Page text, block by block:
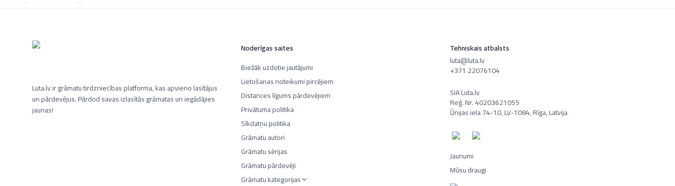
Luta.lv ir grāmatu tirdzniecības platforma, kas apvieno lasītājus
un pārdevējus. Pārdod savas izlasītās grāmatas un iegādājies
jaunas!
Noderīgas saites
Biežāk uzdotie jautājumi
Lietošanas noteikumi pircējiem
Distances līgums pārdevējiem
Privātuma politika
Sīkdatņu politika
Grāmatu autori
Grāmatu sērijas
Grāmatu pārdevēji
Grāmatu kategorijas
Tehniskais atbalsts
luta@luta.lv
+371 22076104
SIA Luta.lv
Reģ. Nr. 40203621055
Ūnijas iela 74-10, LV-1084, Rīga, Latvija
Jaunumi
Mūsu draugi